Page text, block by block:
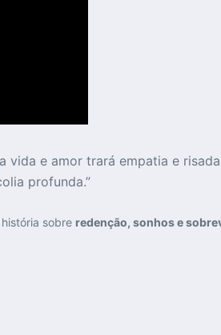
vida e amor trará empatia e
profunda.”
sobre redenção, sonhos e